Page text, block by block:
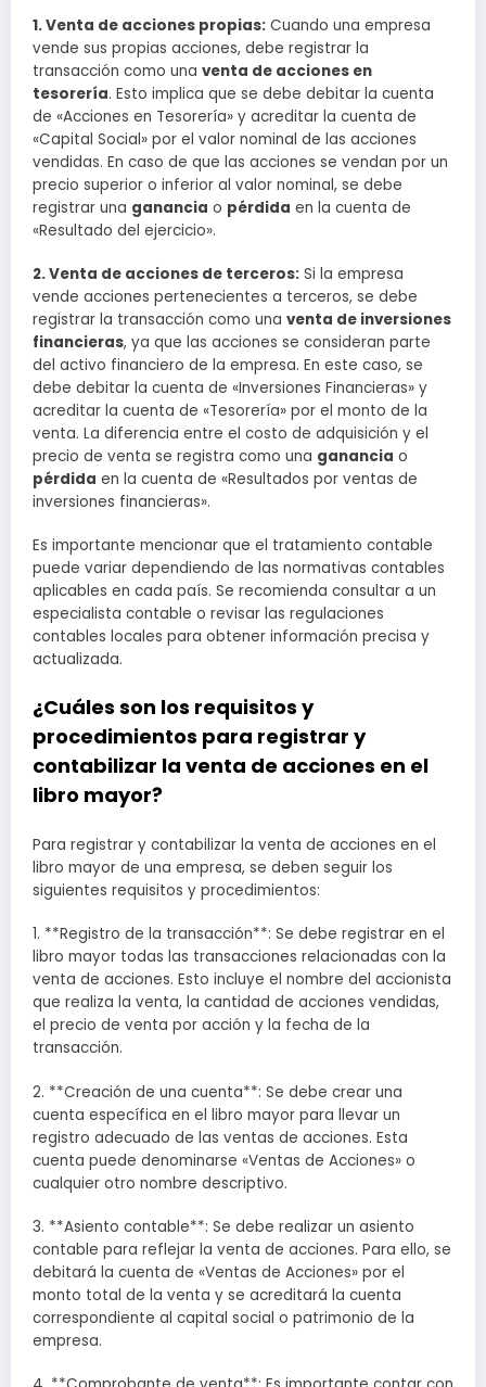
1. Venta de acciones propias: Cuando una empresa
vende sus propias acciones, debe registrar la
transacción como una venta de acciones en
tesorería. Esto implica que se debe debitar la cuenta
de «Acciones en Tesorería» y acreditar la cuenta de
«Capital Social» por el valor nominal de las acciones
vendidas. En caso de que las acciones se vendan por un
precio superior o inferior al valor nominal, se debe
registrar una ganancia o pérdida en la cuenta de
«Resultado del ejercicio».
2. Venta de acciones de terceros: Si la empresa
vende acciones pertenecientes a terceros, se debe
registrar la transacción como una venta de inversiones
financieras, ya que las acciones se consideran parte
del activo financiero de la empresa. En este caso, se
debe debitar la cuenta de «Inversiones Financieras» y
acreditar la cuenta de «Tesorería» por el monto de la
venta. La diferencia entre el costo de adquisición y el
precio de venta se registra como una ganancia o
pérdida en la cuenta de «Resultados por ventas de
inversiones financieras».
Es importante mencionar que el tratamiento contable
puede variar dependiendo de las normativas contables
aplicables en cada país. Se recomienda consultar a un
especialista contable o revisar las regulaciones
contables locales para obtener información precisa y
actualizada.
¿Cuáles son los requisitos y
procedimientos para registrar y
contabilizar la venta de acciones en el
libro mayor?
Para registrar y contabilizar la venta de acciones en el
libro mayor de una empresa, se deben seguir los
siguientes requisitos y procedimientos:
1. **Registro de la transacción**: Se debe registrar en el
libro mayor todas las transacciones relacionadas con la
venta de acciones. Esto incluye el nombre del accionista
que realiza la venta, la cantidad de acciones vendidas,
el precio de venta por acción y la fecha de la
transacción.
2. **Creación de una cuenta**: Se debe crear una
cuenta específica en el libro mayor para llevar un
registro adecuado de las ventas de acciones. Esta
cuenta puede denominarse «Ventas de Acciones» o
cualquier otro nombre descriptivo.
3. **Asiento contable**: Se debe realizar un asiento
contable para reflejar la venta de acciones. Para ello, se
debitará la cuenta de «Ventas de Acciones» por el
monto total de la venta y se acreditará la cuenta
correspondiente al capital social o patrimonio de la
empresa.